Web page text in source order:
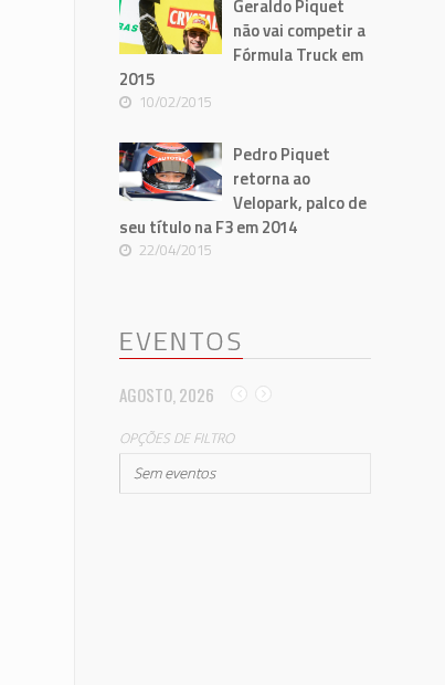
Geraldo Piquet
não vai competir a
Fórmula Truck em
2015
10/02/2015
Pedro Piquet
retorna ao
Velopark, palco de
seu título na F3 em 2014
22/04/2015
EVENTOS
AGOSTO, 2026
OPÇÕES DE FILTRO
Sem eventos